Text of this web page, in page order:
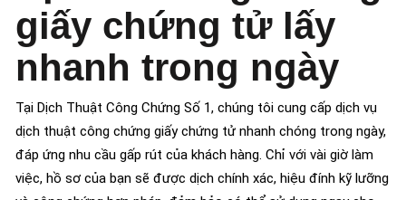
giấy chứng tử lấy
nhanh trong ngày
Tại Dịch Thuật Công Chứng Số 1, chúng tôi cung cấp dịch vụ
dịch thuật công chứng giấy chứng tử nhanh chóng trong ngày,
đáp ứng nhu cầu gấp rút của khách hàng. Chỉ với vài giờ làm
việc, hồ sơ của bạn sẽ được dịch chính xác, hiệu đính kỹ lưỡng